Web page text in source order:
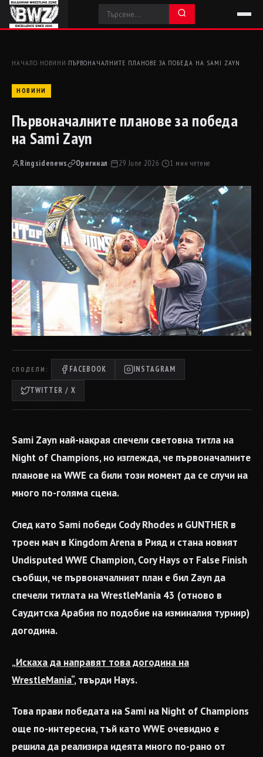
НАЧАЛО› НОВИНИ ›ПЪРВОНАЧАЛНИТЕ ПЛАНОВЕ ЗА ПОБЕДА НА SAMI ZAYN
НОВИНИ
Първоначалните планове за победа
на Sami Zayn
Ringsidenews Оригинал· 29 June 2026· 1 мин четене
СПОДЕЛИ: FACEBOOK INSTAGRAM
TWITTER / X
Sami Zayn най-накрая спечели световна титла на
Night of Champions, но изглежда, че първоначалните
планове на WWE са били този момент да се случи на
много по-голяма сцена.
След като Sami победи Cody Rhodes и GUNTHER в
троен мач в Kingdom Arena в Рияд и стана новият
Undisputed WWE Champion, Cory Hays от False Finish
съобщи, че първоначалният план е бил Zayn да
спечели титлата на WrestleMania 43 (отново в
Саудитска Арабия по подобие на изминалия турнир)
догодина.
„Искаха да направят това догодина на
WrestleMania“, твърди Hays.
Това прави победата на Sami на Night of Champions
още по-интересна, тъй като WWE очевидно е
решила да реализира идеята много по-рано от